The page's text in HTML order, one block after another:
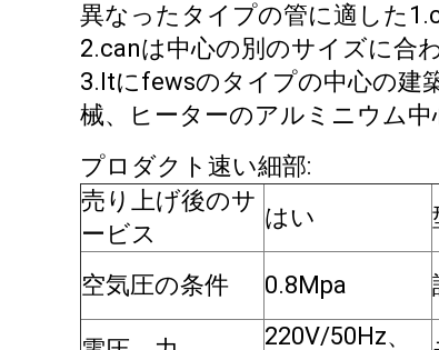
異なったタイプの管に適した
2.canは中心の別のサイズに合
3.Itにfewsのタイプの中心の建
械、ヒーターのアルミニウム
プロダクト速い細部:
売り上げ後のサ
ービス
はい
空気圧の条件
0.8Mpa
220V/50Hz、